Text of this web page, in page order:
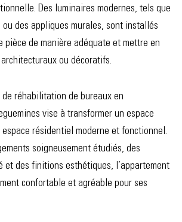
Des luminaires modernes, tels que
des appliques murales, sont installés
pièce de manière adéquate et mettre en
ou décoratifs.
réhabilitation de bureaux en
vise à transformer un espace
résidentiel moderne et fonctionnel.
soigneusement étudiés, des
et des finitions esthétiques, l’appartement
confortable et agréable pour ses